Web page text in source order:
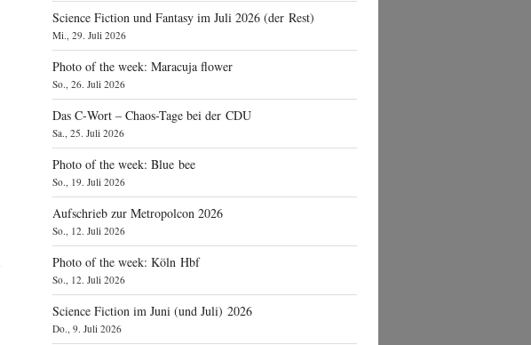
Science Fiction und Fantasy im Juli 2026 (der Rest)
Mi., 29. Juli 2026
Photo of the week: Maracuja flower
So., 26. Juli 2026
Das C‑Wort – Chaos-Tage bei der CDU
Sa., 25. Juli 2026
Photo of the week: Blue bee
So., 19. Juli 2026
Aufschrieb zur Metropolcon 2026
So., 12. Juli 2026
Photo of the week: Köln Hbf
So., 12. Juli 2026
Science Fiction im Juni (und Juli) 2026
Do., 9. Juli 2026